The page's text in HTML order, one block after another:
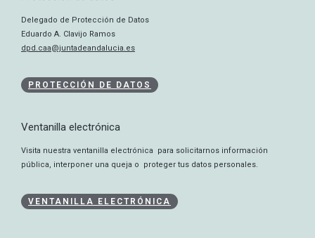
Delegado de Protección de Datos
Eduardo A. Clavijo Ramos
dpd.caa@juntadeandalucia.es
PROTECCIÓN DE DATOS
Ventanilla electrónica
Visita nuestra ventanilla electrónica para solicitarnos información
pública, interponer una queja o proteger tus datos personales.
VENTANILLA ELECTRÓNICA